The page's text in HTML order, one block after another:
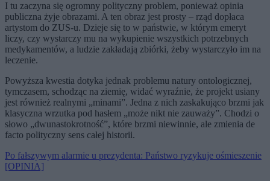
I tu zaczyna się ogromny polityczny problem, ponieważ opinia
publiczna żyje obrazami. A ten obraz jest prosty – rząd dopłaca
artystom do ZUS-u. Dzieje się to w państwie, w którym emeryt
liczy, czy wystarczy mu na wykupienie wszystkich potrzebnych
medykamentów, a ludzie zakładają zbiórki, żeby wystarczyło im na
leczenie.
Powyższa kwestia dotyka jednak problemu natury ontologicznej,
tymczasem, schodząc na ziemię, widać wyraźnie, że projekt usiany
jest również realnymi „minami”. Jedna z nich zaskakująco brzmi jak
klasyczna wrzutka pod hasłem „może nikt nie zauważy”. Chodzi o
słowo „dwunastokrotność”, które brzmi niewinnie, ale zmienia de
facto polityczny sens całej historii.
Po fałszywym alarmie u prezydenta: Państwo ryzykuje ośmieszenie
[OPINIA]